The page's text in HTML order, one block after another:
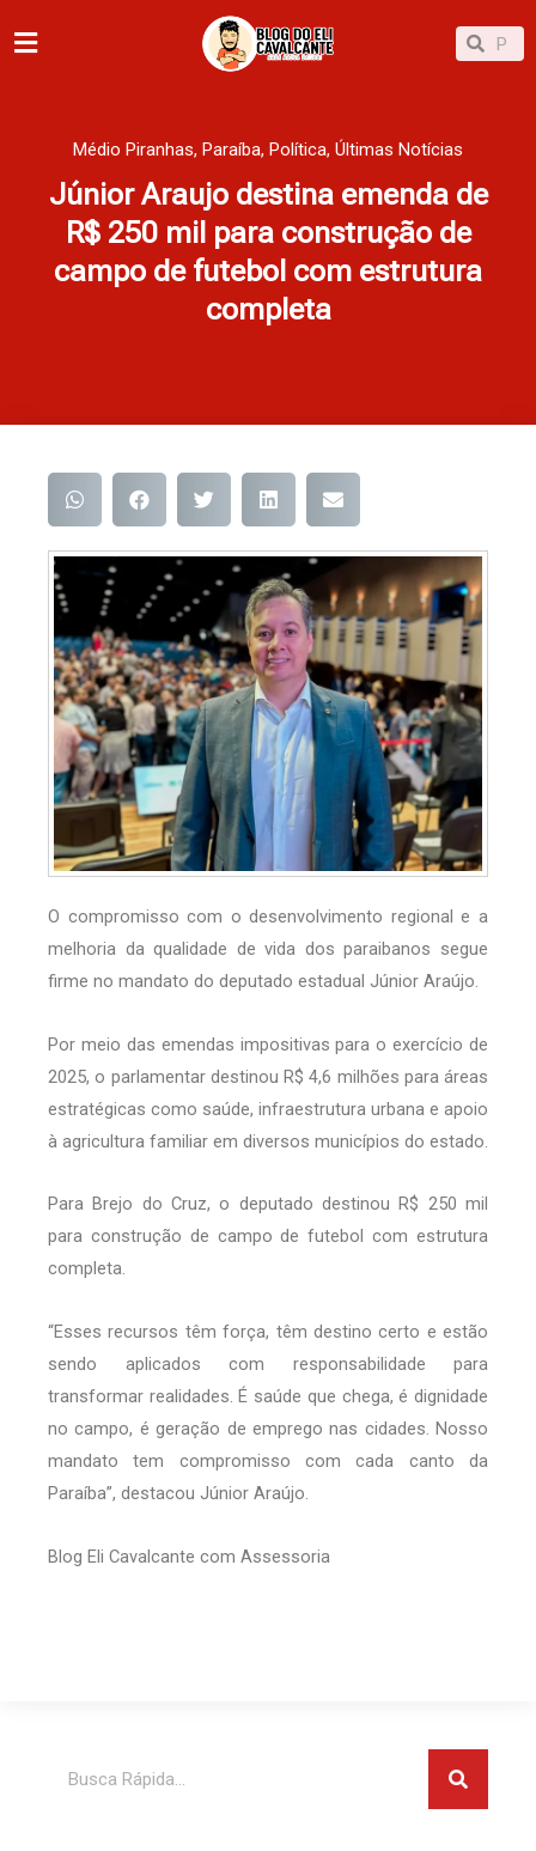
para
Pesquisar
Médio Piranhas, Paraíba, Política, Últimas Notícias
Júnior Araujo destina emenda de
R$ 250 mil para construção de
campo de futebol com estrutura
completa
O compromisso com o desenvolvimento regional e a
melhoria da qualidade de vida dos paraibanos segue
firme no mandato do deputado estadual Júnior Araújo.
Por meio das emendas impositivas para o exercício de
2025, o parlamentar destinou R$ 4,6 milhões para áreas
estratégicas como saúde, infraestrutura urbana e apoio
à agricultura familiar em diversos municípios do estado.
Para Brejo do Cruz, o deputado destinou R$ 250 mil
para construção de campo de futebol com estrutura
completa.
“Esses recursos têm força, têm destino certo e estão
sendo aplicados com responsabilidade para
transformar realidades. É saúde que chega, é dignidade
no campo, é geração de emprego nas cidades. Nosso
mandato tem compromisso com cada canto da
Paraíba”, destacou Júnior Araújo.
Blog Eli Cavalcante com Assessoria